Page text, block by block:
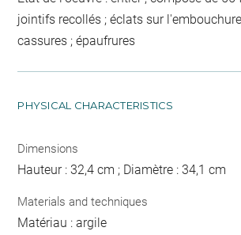
jointifs recollés ; éclats sur
cassures ; épaufrures
PHYSICAL CHARACTERISTICS
Dimensions
Hauteur : 32,4 cm ; Diamètre : 34,1 cm
Materials and techniques
Matériau : argile